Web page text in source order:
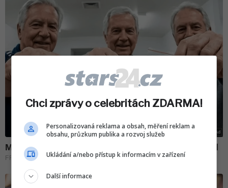
Chci zprávy o celebritách ZDARMA!
Personalizovaná reklama a obsah, měření reklam a
obsahu, průzkum publika a rozvoj služeb
Ukládání a/nebo přístup k informacím v zařízení
Další informace